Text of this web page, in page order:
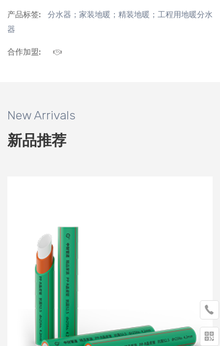
产品标签:
分水器；家装地暖；精装地暖；工程用地暖分水
器
合作加盟:
New Arrivals
新品推荐

